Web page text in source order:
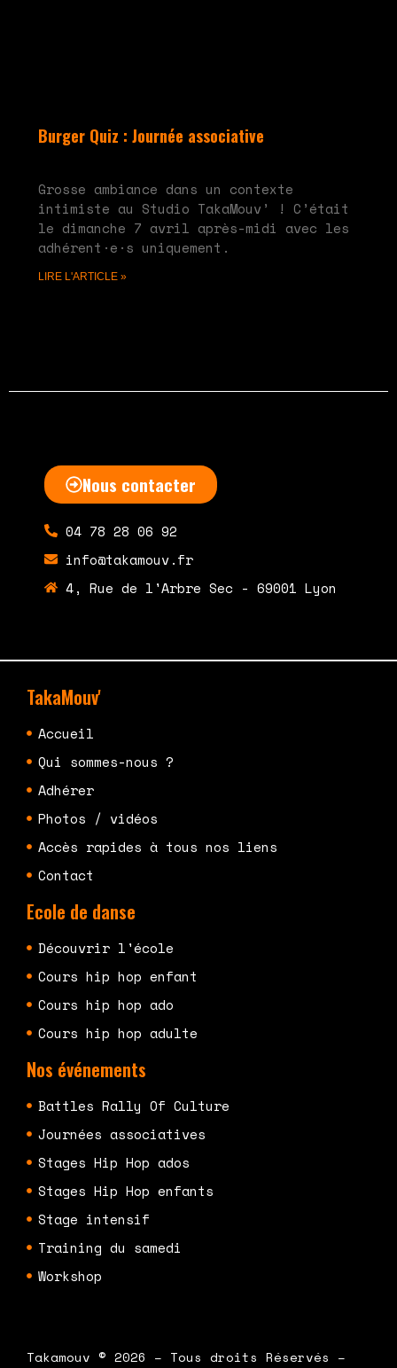
Burger Quiz : Journée associative
Grosse ambiance dans un contexte
intimiste au Studio TakaMouv’ ! C’était
le dimanche 7 avril après-midi avec les
adhérent·e·s uniquement.
LIRE L'ARTICLE »
Nous contacter
04 78 28 06 92
info@takamouv.fr
4, Rue de l'Arbre Sec - 69001 Lyon
TakaMouv'
Accueil
Qui sommes-nous ?
Adhérer
Photos / vidéos
Accès rapides à tous nos liens
Contact
Ecole de danse
Découvrir l'école
Cours hip hop enfant
Cours hip hop ado
Cours hip hop adulte
Nos événements
Battles Rally Of Culture
Journées associatives
Stages Hip Hop ados
Stages Hip Hop enfants
Stage intensif
Training du samedi
Workshop
Takamouv © 2026 – Tous droits Réservés –